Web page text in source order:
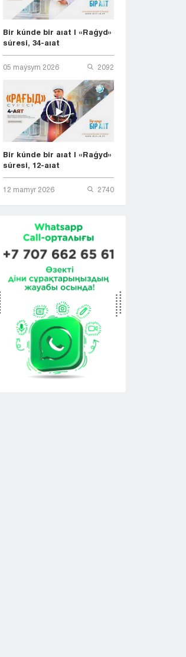
Bir kúnde bir aıat | «Raǵyd»
súresi, 34-aıat
05 maýsym 2026 2092
Bir kúnde bir aıat | «Raǵyd»
súresi, 12-aıat
12 mamyr 2026 2740